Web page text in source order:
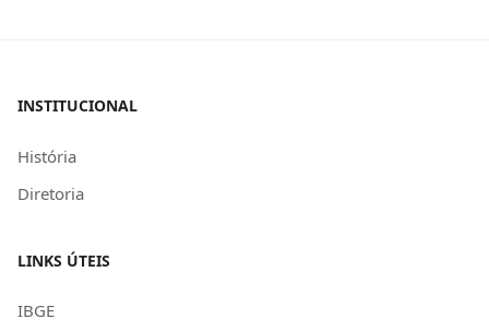
INSTITUCIONAL
História
Diretoria
LINKS ÚTEIS
IBGE